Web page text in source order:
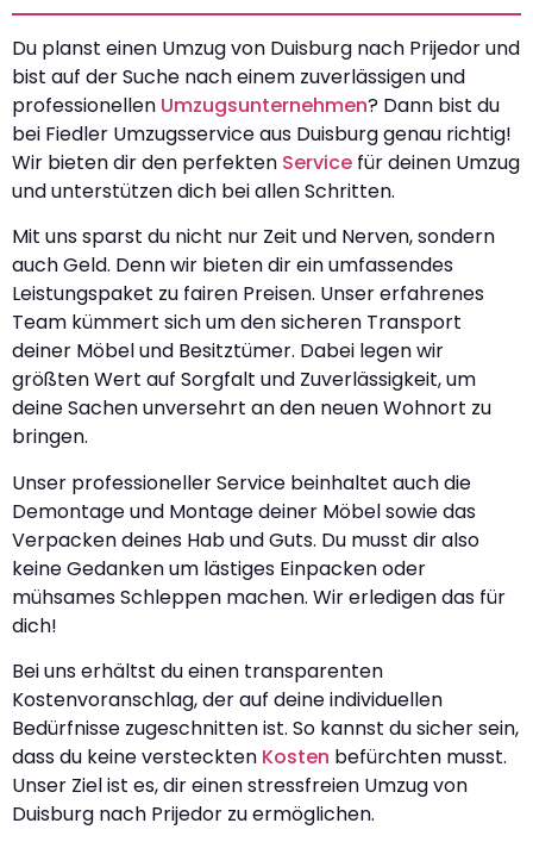
Du planst einen Umzug von Duisburg nach Prijedor und
bist auf der Suche nach einem zuverlässigen und
professionellen Umzugsunternehmen? Dann bist du
bei Fiedler Umzugsservice aus Duisburg genau richtig!
Wir bieten dir den perfekten Service für deinen Umzug
und unterstützen dich bei allen Schritten.
Mit uns sparst du nicht nur Zeit und Nerven, sondern
auch Geld. Denn wir bieten dir ein umfassendes
Leistungspaket zu fairen Preisen. Unser erfahrenes
Team kümmert sich um den sicheren Transport
deiner Möbel und Besitztümer. Dabei legen wir
größten Wert auf Sorgfalt und Zuverlässigkeit, um
deine Sachen unversehrt an den neuen Wohnort zu
bringen.
Unser professioneller Service beinhaltet auch die
Demontage und Montage deiner Möbel sowie das
Verpacken deines Hab und Guts. Du musst dir also
keine Gedanken um lästiges Einpacken oder
mühsames Schleppen machen. Wir erledigen das für
dich!
Bei uns erhältst du einen transparenten
Kostenvoranschlag, der auf deine individuellen
Bedürfnisse zugeschnitten ist. So kannst du sicher sein,
dass du keine versteckten Kosten befürchten musst.
Unser Ziel ist es, dir einen stressfreien Umzug von
Duisburg nach Prijedor zu ermöglichen.